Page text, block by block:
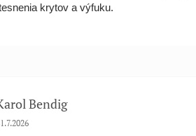
krytov a výfuku.
Bendig
obchodu je 5 z 5 hviezdičiek.